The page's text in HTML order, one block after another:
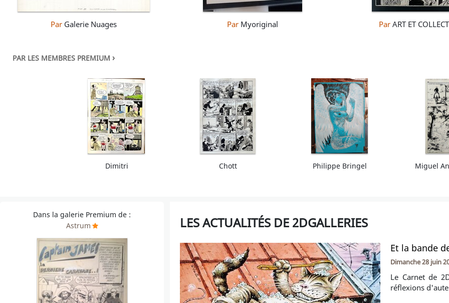
Par Galerie Nuages Par Myoriginal Par ART ET
PAR LES MEMBRES PREMIUM ›
Dimitri Chott Philippe Bringel Miguel
Dans la galerie Premium de :
Astrum
LES ACTUALITÉS DE 2DGALLERIES
Et la bande
Dimanche 28 juin
Le Carnet de
réflexions